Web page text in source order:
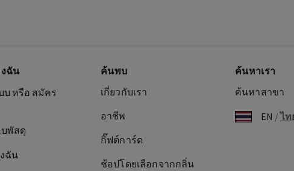
ฉัน
บ หรือ สมัคร
พัสดุ
ฉัน
ค้นพบ
เกี่ยวกับเรา
อาชีพ
กิ๊ฟต์การ์ด
ช้อปโดยเลือกจากกลิ่น
ค้นหาเรา
ค้นหาสาขา
EN /ไท